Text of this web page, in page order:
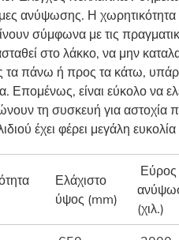
ανύψωσης. Η
σύμφωνα με τις
στο λάκκο, να μην
τα πάνω ή προς τα κάτω,
Επομένως, είναι εύκολο να
τη συσκευή για αστοχία
έχει φέρει μεγάλη
Ελάχιστο
ύψος (mm)
Εύρος
(χιλ.)